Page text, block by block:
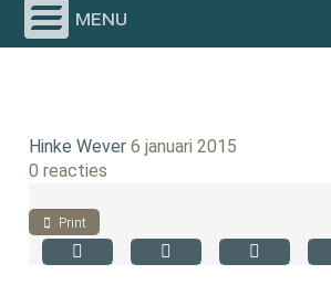
menu
Hinke Wever 6 januari 2015
0 reacties
Print